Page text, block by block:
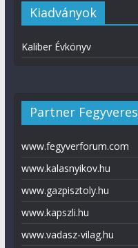
Kiadványok
Kaliber Évkönyv
Partner
www.fegyverforum.com
www.kalasnyikov.hu
www.gazpisztoly.hu
www.kapszli.hu
www.vadasz-vilag.hu